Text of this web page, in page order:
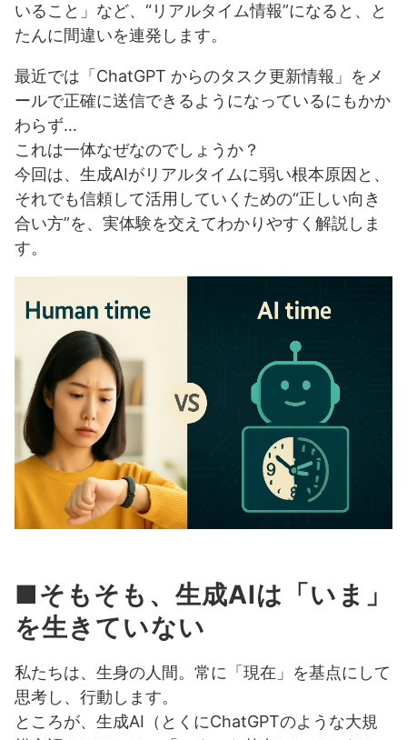
いること」など、“リアルタイム情報”になると、と
たんに間違いを連発します。
最近では「ChatGPT からのタスク更新情報」をメ
ールで正確に送信できるようになっているにもかか
わらず…
これは一体なぜなのでしょうか？
今回は、生成AIがリアルタイムに弱い根本原因と、
それでも信頼して活用していくための“正しい向き
合い方”を、実体験を交えてわかりやすく解説しま
す。
■そもそも、生成AIは「いま」
を生きていない
私たちは、生身の人間。常に「現在」を基点にして
思考し、行動します。
ところが、生成AI（とくにChatGPTのような大規